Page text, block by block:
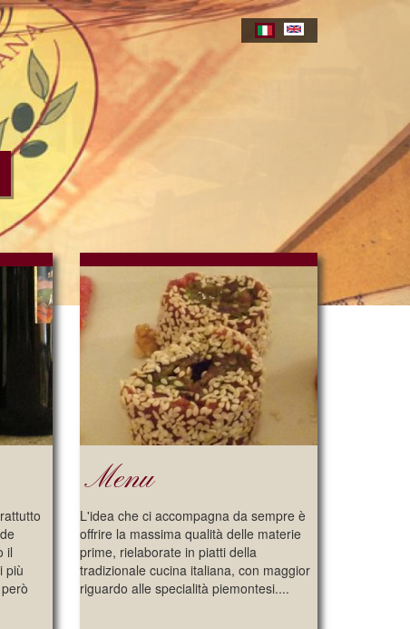
il
più
Menu
L'idea che ci accompagna da sempre è
offrire la massima qualità delle materie
prime, rielaborate in piatti della
tradizionale cucina italiana, con maggior
riguardo alle specialità piemontesi....